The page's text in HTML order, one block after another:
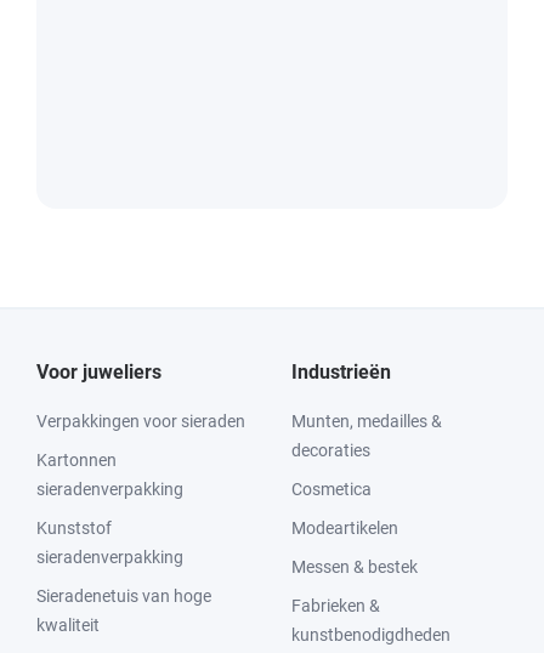
Voor juweliers
Verpakkingen voor sieraden
Kartonnen
sieradenverpakking
Kunststof
sieradenverpakking
Sieradenetuis van hoge
kwaliteit
Industrieën
Munten, medailles &
decoraties
Cosmetica
Modeartikelen
Messen & bestek
Fabrieken &
kunstbenodigdheden